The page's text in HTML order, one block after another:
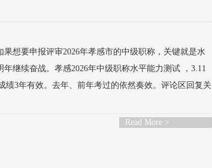
想要申报评审2026年孝感市的中级职称，关键就是水
继续奋战。孝感2026年中级职称水平能力测试 ，3.11
3年有效。去年、前年考过的依然奏效。评论区回复关
Read More >